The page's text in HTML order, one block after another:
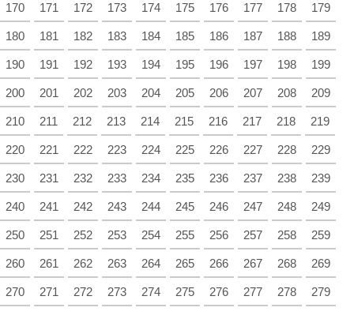
170 171 172 173 174 175 176 177 178 179
180 181 182 183 184 185 186 187 188 189
190 191 192 193 194 195 196 197 198 199
200 201 202 203 204 205 206 207 208 209
210 211 212 213 214 215 216 217 218 219
220 221 222 223 224 225 226 227 228 229
230 231 232 233 234 235 236 237 238 239
240 241 242 243 244 245 246 247 248 249
250 251 252 253 254 255 256 257 258 259
260 261 262 263 264 265 266 267 268 269
270 271 272 273 274 275 276 277 278 279